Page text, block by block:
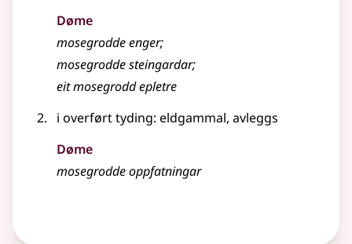
Døme
mosegrodde enger;
mosegrodde steingardar;
eit mosegrodd epletre
i overført tyding: eldgammal, avleggs
Døme
mosegrodde oppfatningar